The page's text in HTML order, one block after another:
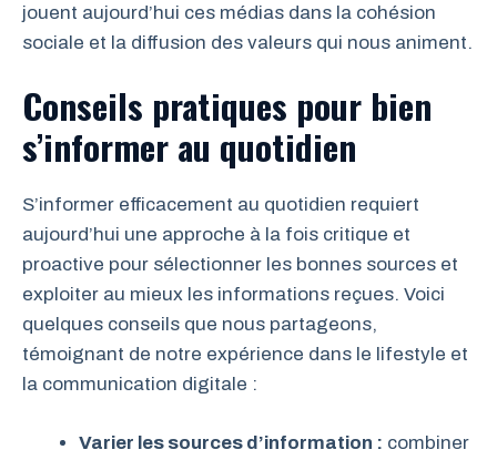
jouent aujourd’hui ces médias dans la cohésion
sociale et la diffusion des valeurs qui nous animent.
Conseils pratiques pour bien
s’informer au quotidien
S’informer efficacement au quotidien requiert
aujourd’hui une approche à la fois critique et
proactive pour sélectionner les bonnes sources et
exploiter au mieux les informations reçues. Voici
quelques conseils que nous partageons,
témoignant de notre expérience dans le lifestyle et
la communication digitale :
Varier les sources d’information : combiner